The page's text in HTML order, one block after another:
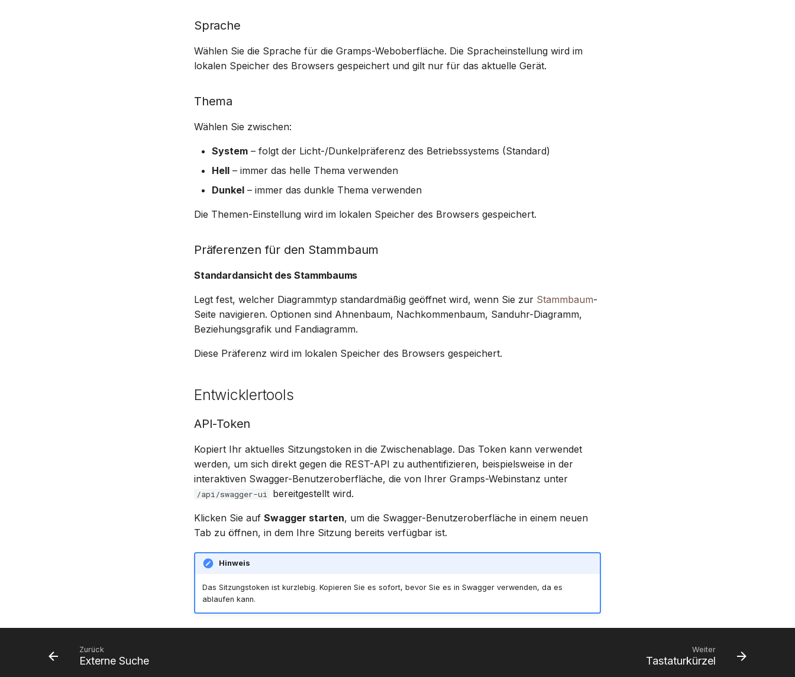
Sprache
Wählen Sie die Sprache für die Gramps-Weboberfläche. Die Spracheinstellung wird im
lokalen Speicher des Browsers gespeichert und gilt nur für das aktuelle Gerät.
Thema
Wählen Sie zwischen:
System – folgt der Licht-/Dunkelpräferenz des Betriebssystems (Standard)
Hell – immer das helle Thema verwenden
Dunkel – immer das dunkle Thema verwenden
Die Themen-Einstellung wird im lokalen Speicher des Browsers gespeichert.
Präferenzen für den Stammbaum
Standardansicht des Stammbaums
Legt fest, welcher Diagrammtyp standardmäßig geöffnet wird, wenn Sie zur Stammbaum-
Seite navigieren. Optionen sind Ahnenbaum, Nachkommenbaum, Sanduhr-Diagramm,
Beziehungsgrafik und Fandiagramm.
Diese Präferenz wird im lokalen Speicher des Browsers gespeichert.
Entwicklertools
API-Token
Kopiert Ihr aktuelles Sitzungstoken in die Zwischenablage. Das Token kann verwendet
werden, um sich direkt gegen die REST-API zu authentifizieren, beispielsweise in der
interaktiven Swagger-Benutzeroberfläche, die von Ihrer Gramps-Webinstanz unter
/api/swagger-ui bereitgestellt wird.
Klicken Sie auf Swagger starten, um die Swagger-Benutzeroberfläche in einem neuen
Tab zu öffnen, in dem Ihre Sitzung bereits verfügbar ist.
Hinweis
Das Sitzungstoken ist kurzlebig. Kopieren Sie es sofort, bevor Sie es in Swagger verwenden, da es
ablaufen kann.
Zurück
Externe Suche
Weiter
Tastaturkürzel